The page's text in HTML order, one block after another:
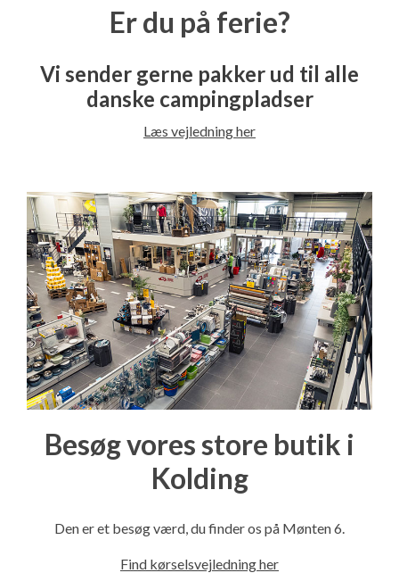
Er du på ferie?
Vi sender gerne pakker ud til alle
danske campingpladser
Læs vejledning her
Besøg vores store butik i
Kolding
Den er et besøg værd, du finder os på Mønten 6.
Find kørselsvejledning her